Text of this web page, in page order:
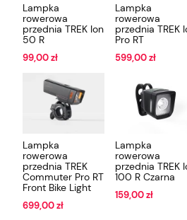
Lampka
rowerowa
przednia TREK Ion
50 R
99,00 zł
Lampka
rowerowa
przednia TREK
Pro RT
599,00 zł
Lampka
rowerowa
przednia TREK
Commuter Pro RT
Front Bike Light
699,00 zł
Lampka
rowerowa
przednia TREK
100 R Czarna
159,00 zł